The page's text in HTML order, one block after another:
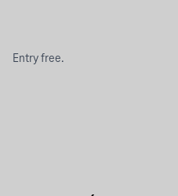
Entry free.